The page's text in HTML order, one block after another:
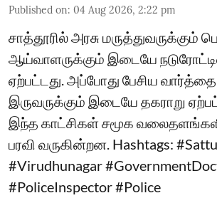
Published on: 04 Aug 2026, 2:22 pm
சாத்தூரில் அரசு மருத்துவருக்கும்
ஆய்வாளருக்கும் இடையே
ஏற்பட்டது. அப்போது பேசிய
இருவருக்கும் இடையே தகராறு
இந்த காட்சிகள் சமூக
பரவி வருகின்றன. Hashtags:
#Virudhunagar
#PoliceInspector #Police